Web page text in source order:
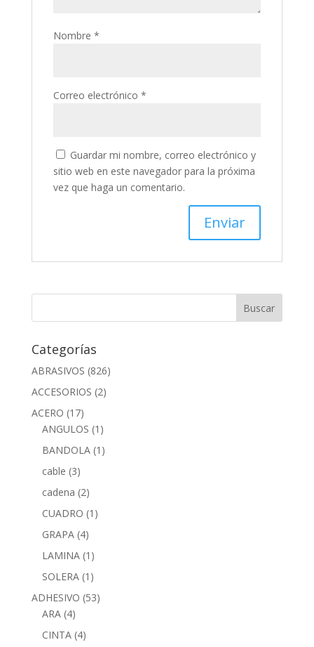
Nombre *
Correo electrónico *
Guardar mi nombre, correo electrónico y
sitio web en este navegador para la próxima
vez que haga un comentario.
Categorías
ABRASIVOS (826)
ACCESORIOS (2)
ACERO (17)
ANGULOS (1)
BANDOLA (1)
cable (3)
cadena (2)
CUADRO (1)
GRAPA (4)
LAMINA (1)
SOLERA (1)
ADHESIVO (53)
ARA (4)
CINTA (4)